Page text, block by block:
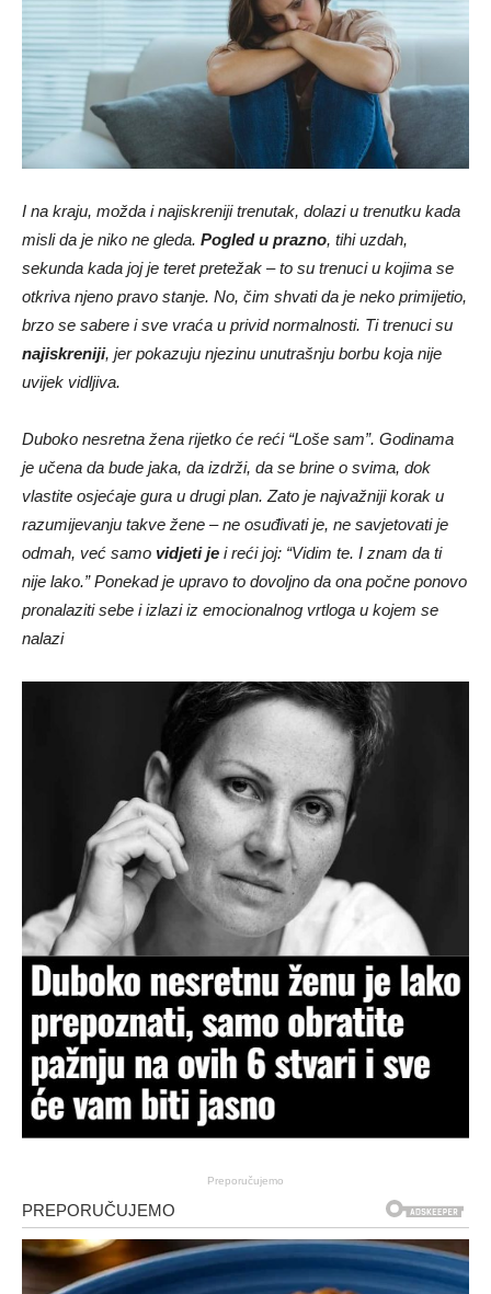
I na kraju, možda i najiskreniji trenutak, dolazi u trenutku kada
misli da je niko ne gleda. Pogled u prazno, tihi uzdah,
sekunda kada joj je teret pretežak – to su trenuci u kojima se
otkriva njeno pravo stanje. No, čim shvati da je neko primijetio,
brzo se sabere i sve vraća u privid normalnosti. Ti trenuci su
najiskreniji, jer pokazuju njezinu unutrašnju borbu koja nije
uvijek vidljiva.
Duboko nesretna žena rijetko će reći “Loše sam”. Godinama
je učena da bude jaka, da izdrži, da se brine o svima, dok
vlastite osjećaje gura u drugi plan. Zato je najvažniji korak u
razumijevanju takve žene – ne osuđivati je, ne savjetovati je
odmah, već samo vidjeti je i reći joj: “Vidim te. I znam da ti
nije lako.” Ponekad je upravo to dovoljno da ona počne ponovo
pronalaziti sebe i izlazi iz emocionalnog vrtloga u kojem se
nalazi
Preporučujemo